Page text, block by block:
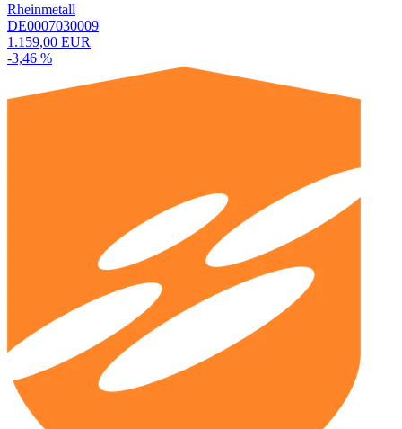
Rheinmetall
DE0007030009
1.159,00 EUR
-3,46 %